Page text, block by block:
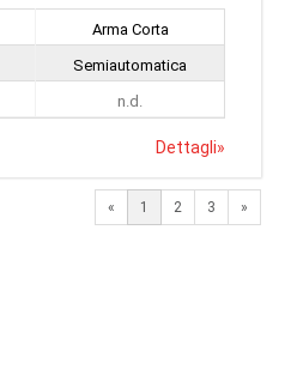
Arma Corta
Semiautomatica
n.d.
Dettagli»
« 1 2 3 »